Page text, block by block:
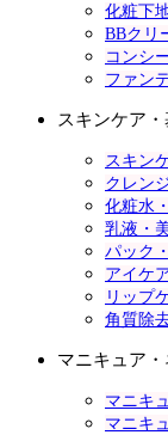
化粧下
BBクリ
コンシ
ファン
スキンケア
スキン
クレン
化粧水
乳液・
パック
アイケ
リップ
角質除
マニキュア
マニキ
マニキ